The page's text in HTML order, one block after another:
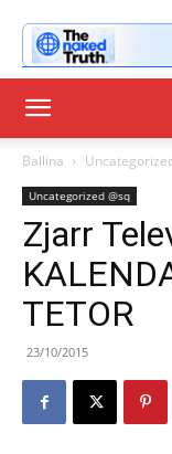
Ballina
Uncategorized @sq
Zjarr
TETOR
23/10/2015